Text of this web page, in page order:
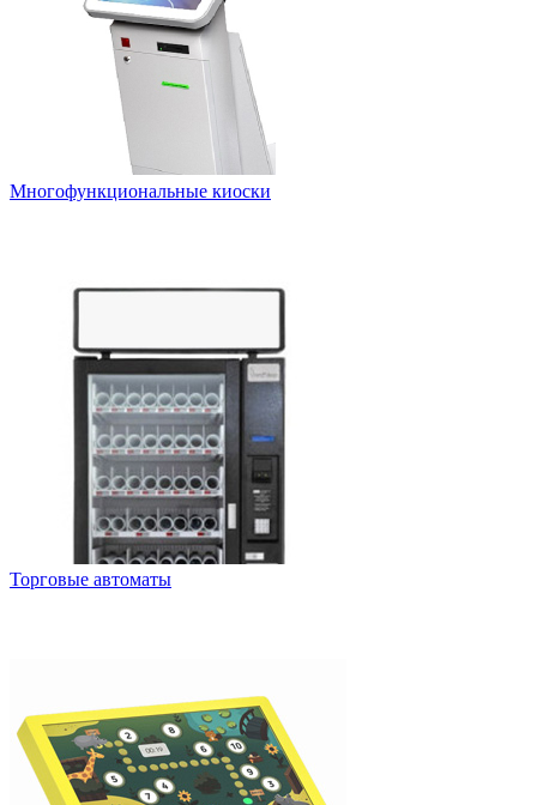
Многофункциональные киоски
Торговые автоматы